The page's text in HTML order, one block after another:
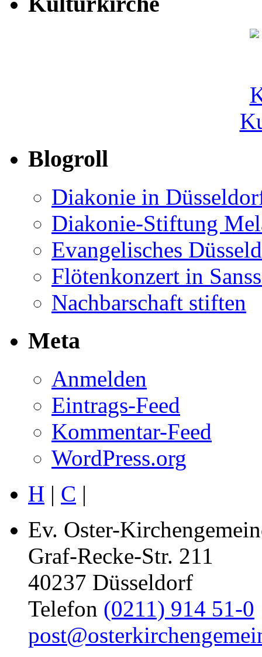
Blogroll
Diakonie in
Diakonie-Stiftung
Evangelisches
Flötenkonzert in
Nachbarschaft stiften
Meta
Anmelden
Eintrags-Feed
Kommentar-Feed
WordPress.org
H | C |
Ev. Oster-
Graf-Recke-Str. 211
40237 Düsseldorf
Telefon (0211) 914 51-0